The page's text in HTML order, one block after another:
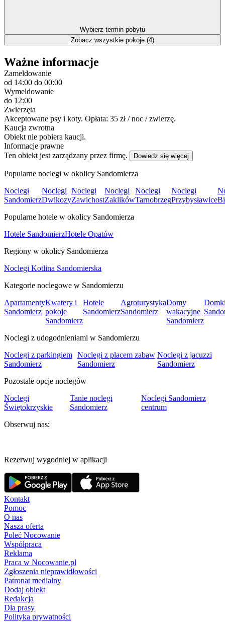
Wybierz termin pobytu
Zobacz wszystkie pokoje (4)
Ważne informacje
Zameldowanie
od 14:00 do 00:00
Wymeldowanie
do 12:00
Zwierzęta
Akceptowane psy i koty. Opłata: 35 zł / noc / zwierzę.
Kaucja zwrotna
Obiekt nie pobiera kaucji.
Informacje prawne
Ten obiekt jest zarządzany przez firmę.
Dowiedz się więcej
Popularne noclegi w okolicy Sandomierza
Noclegi
Sandomierz
Noclegi
Dwikozy
Noclegi
Zawichost
Noclegi
Zaklików
Noclegi
Tarnobrzeg
Noclegi
Przybysławice
Popularne hotele w okolicy Sandomierza
Hotele SandomierzHotele Opatów
Regiony w okolicy Sandomierza
Noclegi Kotlina Sandomierska
Kategorie noclegowe w Sandomierzu
Apartamenty
Sandomierz
Kwatery i
pokoje
Sandomierz
Hotele
Sandomierz
Agroturystyka
Sandomierz
Domy
wakacyjne
Sandomierz
Noclegi z udogodnieniami w Sandomierzu
Noclegi z parkingiem
Sandomierz
Noclegi z placem zabaw
Sandomierz
Noclegi z jacuzzi
Sandomierz
Pozostałe opcje noclegów
Noclegi
Świętokrzyskie
Tanie noclegi
Sandomierz
Noclegi Sandomierz
centrum
Obserwuj nas:
Rezerwuj wygodniej w aplikacji
Kontakt
Pomoc
O nas
Nasza oferta
Poleć Nocowanie
Współpraca
Reklama
Praca w Nocowanie.pl
Zgłoszenia nieprawidłowości
Patronat medialny
Dodaj obiekt
Redakcja
Dla prasy
Polityka prywatności